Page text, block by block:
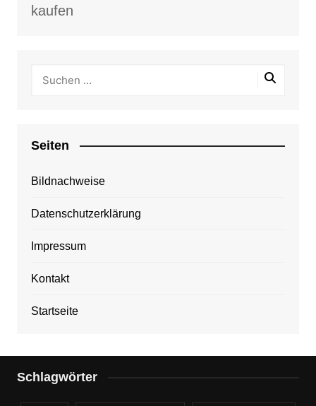
kaufen
Seiten
Bildnachweise
Datenschutzerklärung
Impressum
Kontakt
Startseite
Schlagwörter